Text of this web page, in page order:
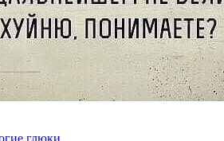
глюки